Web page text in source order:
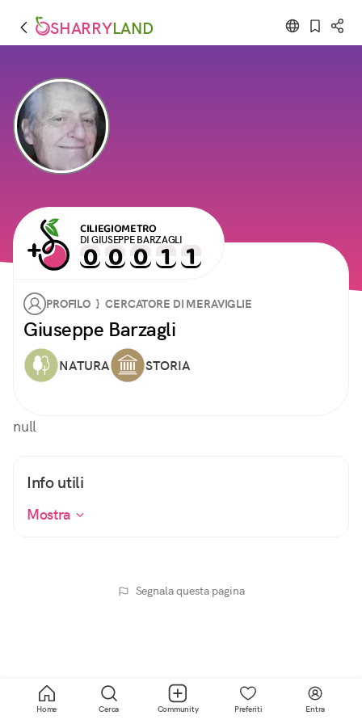
SHARRYLAND
CILIEGIOMETRO
DI GIUSEPPE BARZAGLI
PROFILO } CERCATORE DI MERAVIGLIE
Giuseppe Barzagli
NATURA STORIA
null
Info utili
Mostra
Segnala questa pagina
Home Cerca Community Preferiti Entra